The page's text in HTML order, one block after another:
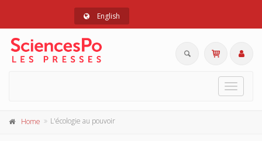
English
Toggle
Home L'écologie au pouvoir